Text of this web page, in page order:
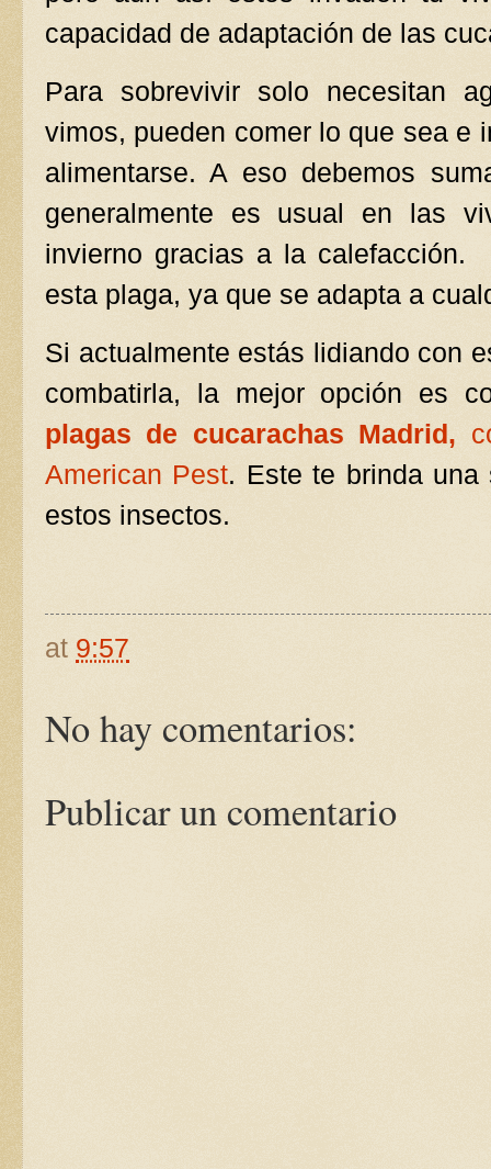
capacidad de adaptación de las
Para sobrevivir solo necesitan
vimos, pueden comer lo que sea e
alimentarse. A eso debemos
generalmente es usual en las
invierno gracias a la
esta plaga, ya que se adapta a
Si actualmente estás lidiando con
combatirla, la mejor opción es
plagas de cucarachas Madrid,
American Pest. Este te brinda
estos insectos.
at 9:57
No hay comentarios:
Publicar un comentario